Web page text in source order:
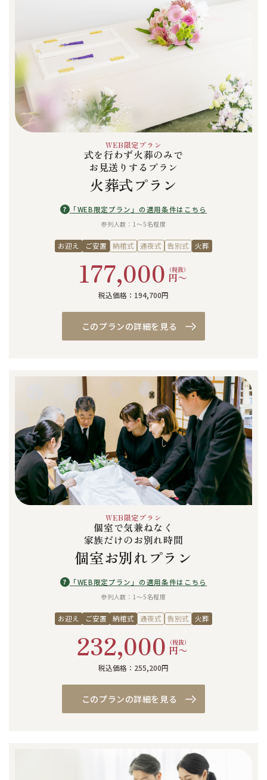
WEB限定プラン
式を行わず火葬のみで
お見送りするプラン
火葬式プラン
? 「WEB限定プラン」の適用条件はこちら
参列人数：1〜5名程度
お迎え ご安置 納棺式 通夜式 告別式 火葬
177,000 （税抜）
円〜
税込価格：194,700円
このプランの詳細を見る
WEB限定プラン
個室で気兼ねなく
家族だけのお別れ時間
個室お別れプラン
? 「WEB限定プラン」の適用条件はこちら
参列人数：1〜5名程度
お迎え ご安置 納棺式 通夜式 告別式 火葬
232,000 （税抜）
円〜
税込価格：255,200円
このプランの詳細を見る